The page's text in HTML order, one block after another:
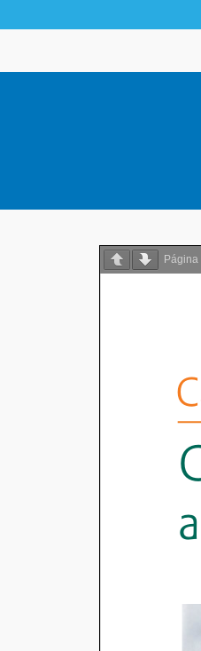
Página